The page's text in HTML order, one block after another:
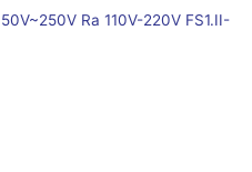
Ra 110V-220V FS1.II-